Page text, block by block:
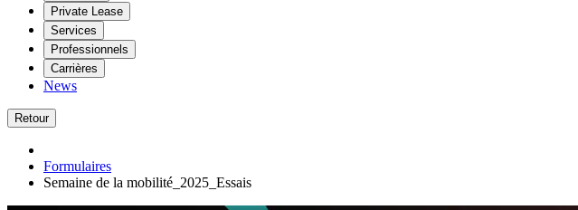
Private Lease
Services
Professionnels
Carrières
News
Retour
Formulaires
Semaine de la mobilité_2025_Essais